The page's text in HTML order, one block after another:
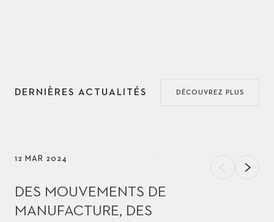
DERNIÈRES ACTUALITÉS DÉCOUVREZ PLUS
12 MAR 2024
DES MOUVEMENTS DE
MANUFACTURE, DES